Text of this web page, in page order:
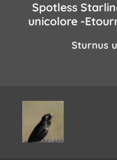
Spotless
unicolore -
Sturnus